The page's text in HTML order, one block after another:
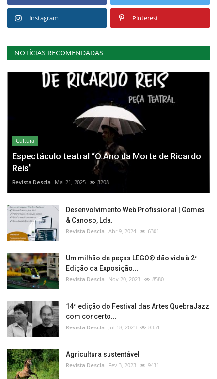
Instagram Pinterest
NOTÍCIAS RECOMENDADAS
Cultura
Espectáculo teatral “O Ano da Morte de Ricardo
Reis”
Revista Descla Mai 21, 2025 3208
Desenvolvimento Web Profissional | Gomes
& Canoso, Lda.
Revista Descla Abr 9, 2024 6301
Um milhão de peças LEGO® dão vida à 2ª
Edição da Exposição...
Revista Descla Nov 20, 2023 8580
14ª edição do Festival das Artes QuebraJazz
com concerto...
Revista Descla Jul 18, 2023 8351
Agricultura sustentável
Revista Descla Fev 3, 2023 9431